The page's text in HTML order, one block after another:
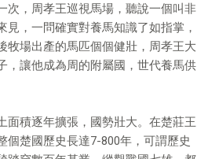
次，周孝王巡視馬場，聽說一個叫非
，一問確實對養馬知識了如指掌，
牧場出產的馬匹個個健壯，周孝王大
，讓他成為周的附屬國，世代養馬供
面積逐年擴張，國勢壯大。在楚莊王
個楚國歷史長達7-800年，可謂歷史